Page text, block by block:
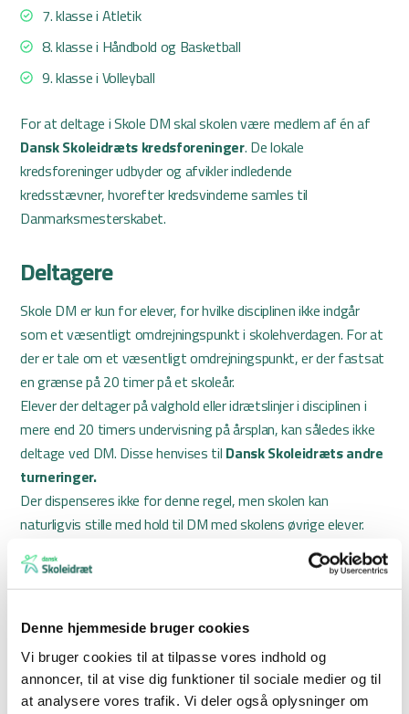
Denne hjemmeside bruger cookies
Vi bruger cookies til at tilpasse vores indhold og
annoncer, til at vise dig funktioner til sociale medier og til
at analysere vores trafik. Vi deler også oplysninger om
7. klasse i Atletik
8. klasse i Håndbold og Basketball
9. klasse i Volleyball
For at deltage i Skole DM skal skolen være medlem af én af
Dansk Skoleidræts kredsforeninger. De lokale
kredsforeninger udbyder og afvikler indledende
kredsstævner, hvorefter kredsvinderne samles til
Danmarksmesterskabet.
Deltagere
Skole DM er kun for elever, for hvilke disciplinen ikke indgår
som et væsentligt omdrejningspunkt i skolehverdagen. For at
der er tale om et væsentligt omdrejningspunkt, er der fastsat
en grænse på 20 timer på et skoleår.
Elever der deltager på valghold eller idrætslinjer i disciplinen i
mere end 20 timers undervisning på årsplan, kan således ikke
deltage ved DM. Disse henvises til Dansk Skoleidræts andre
turneringer.
Der dispenseres ikke for denne regel, men skolen kan
naturligvis stille med hold til DM med skolens øvrige elever.
Betingelser for
holdsammensætningen
Et hold består af elever, der går på samme årgang. Holdet
må maksimalt sammensættes af elever fra 3 klasser på
årgangen. Såfremt der er færre end 3 klasser på årgangen,